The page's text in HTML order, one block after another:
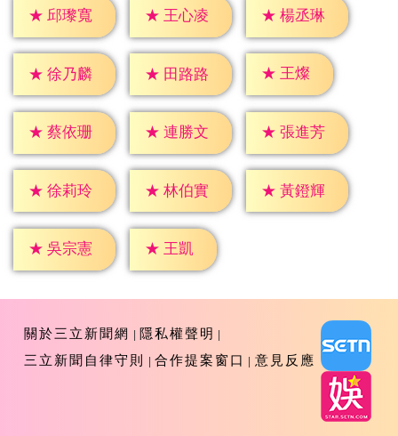
★ 邱瓈寬 ★ 王心凌 ★ 楊丞琳
★ 徐乃麟 ★ 田路路 ★ 王燦
★ 蔡依珊 ★ 連勝文 ★ 張進芳
★ 徐莉玲 ★ 林伯實 ★ 黃鐙輝
★ 吳宗憲 ★ 王凱
關於三立新聞網
隱私權聲明
三立新聞自律守則
合作提案窗口 意見反應